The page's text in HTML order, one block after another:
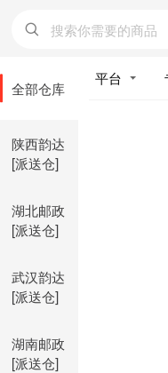
全部仓库
陕西韵达
[派送仓]
湖北邮政
[派送仓]
武汉韵达
[派送仓]
湖南邮政
[派送仓]